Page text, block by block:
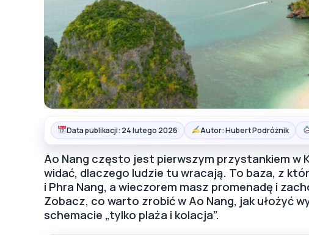
Data publikacji: 24 lutego 2026 Autor: Hubert Podróżnik
Ao Nang często jest pierwszym przystankiem w
widać, dlaczego ludzie tu wracają. To baza, z
i Phra Nang, a wieczorem masz promenadę i
Zobacz, co warto zrobić w Ao Nang, jak ułożyć
schemacie „tylko plaża i kolacja”.